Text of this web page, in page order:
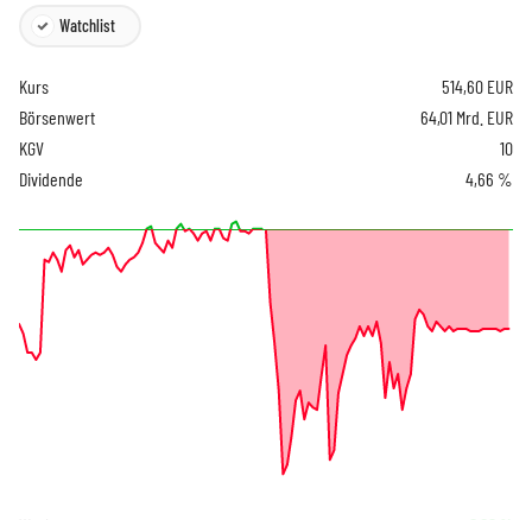
Watchlist
Kurs 514,60 EUR
Börsenwert
64,01 Mrd. EUR
KGV
10
Dividende
4,66 %